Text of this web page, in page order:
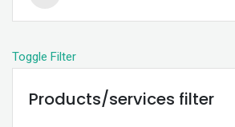
Toggle Filter
Products/services filter